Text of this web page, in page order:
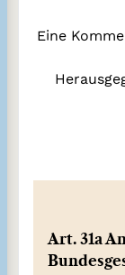
Eine
Art. 31a